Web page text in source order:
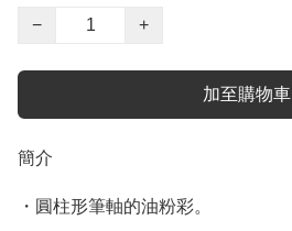
−
+
加至購物車
簡介
・圓柱形筆軸的油粉彩。